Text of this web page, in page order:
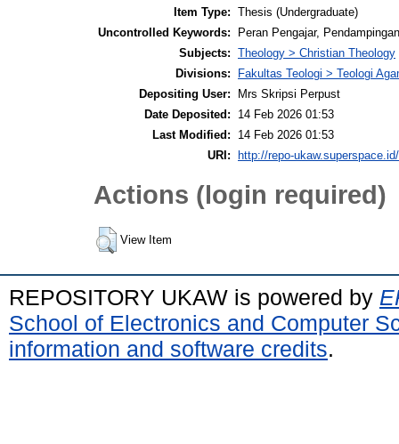
Item Type: Thesis (Undergraduate)
Uncontrolled Keywords:
Peran Pengajar,
Subjects: Theology > Christian Theology
Divisions:
Fakultas Teologi > Teologi
Depositing User:
Mrs Skripsi Perpust
Date Deposited:
14 Feb 2026 01:53
Last Modified:
14 Feb 2026 01:53
URI:
http://repo-
Actions (login required)
View Item
REPOSITORY UKAW is powered by
School of Electronics and Computer
information and software credits.